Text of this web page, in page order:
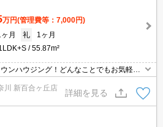
万円(管理費等：7,000円)
ヶ月 礼
1ヶ月
55.87m²
ンハウジング！どんなことでもお気軽に
川 新百合ヶ丘店
詳細を見る